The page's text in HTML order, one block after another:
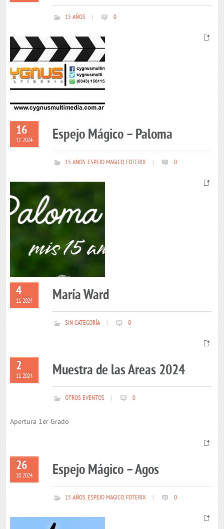
15 AÑOS 0
16
11 2024 Espejo Mágico – Paloma
15 AÑOS,ESPEJO MAGICO,FOTERIX 0
4
11 2024 María Ward
SIN CATEGORÍA 0
2
11 2024 Muestra de las Areas 2024
OTROS EVENTOS 0
Apertura 1er Grado
26
10 2024 Espejo Mágico – Agos
15 AÑOS,ESPEJO MAGICO,FOTERIX 0